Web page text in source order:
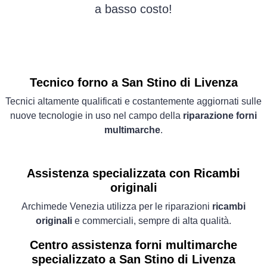
a basso costo!
Tecnico forno a San Stino di Livenza
Tecnici altamente qualificati e costantemente aggiornati sulle
nuove tecnologie in uso nel campo della riparazione forni
multimarche.
Assistenza specializzata con Ricambi
originali
Archimede Venezia utilizza per le riparazioni ricambi
originali e commerciali, sempre di alta qualità.
Centro assistenza forni multimarche
specializzato a San Stino di Livenza